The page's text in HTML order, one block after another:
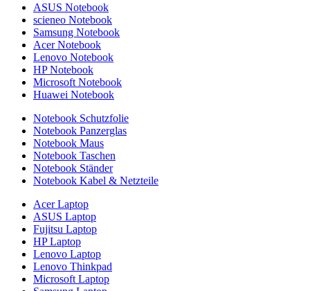
ASUS Notebook
scieneo Notebook
Samsung Notebook
Acer Notebook
Lenovo Notebook
HP Notebook
Microsoft Notebook
Huawei Notebook
Notebook Schutzfolie
Notebook Panzerglas
Notebook Maus
Notebook Taschen
Notebook Ständer
Notebook Kabel & Netzteile
Acer Laptop
ASUS Laptop
Fujitsu Laptop
HP Laptop
Lenovo Laptop
Lenovo Thinkpad
Microsoft Laptop